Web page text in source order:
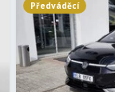
Předváděcí